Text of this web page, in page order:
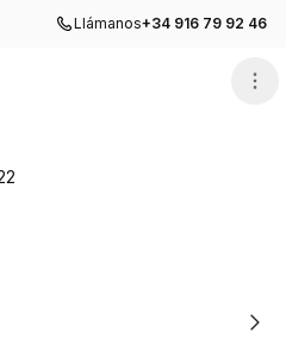
Llámanos+34 916 79 92 46